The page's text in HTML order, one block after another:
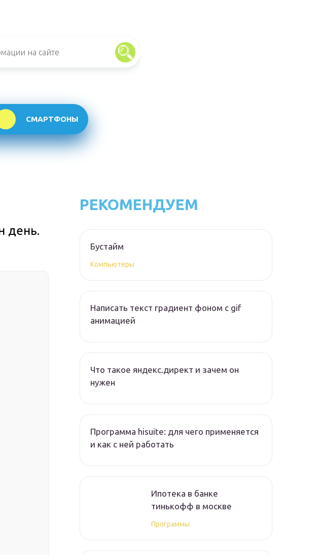
СМАРТФОНЫ
день.
РЕКОМЕНДУЕМ
Бустайм
Компьютеры
Написать текст градиент фоном с gif
анимацией
Что такое яндекс.директ и зачем он
нужен
Программа hisuite: для чего применяется
и как с ней работать
Ипотека в банке
тинькофф в москве
Программы